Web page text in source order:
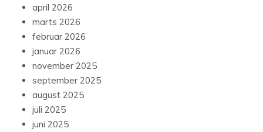
april 2026
marts 2026
februar 2026
januar 2026
november 2025
september 2025
august 2025
juli 2025
juni 2025